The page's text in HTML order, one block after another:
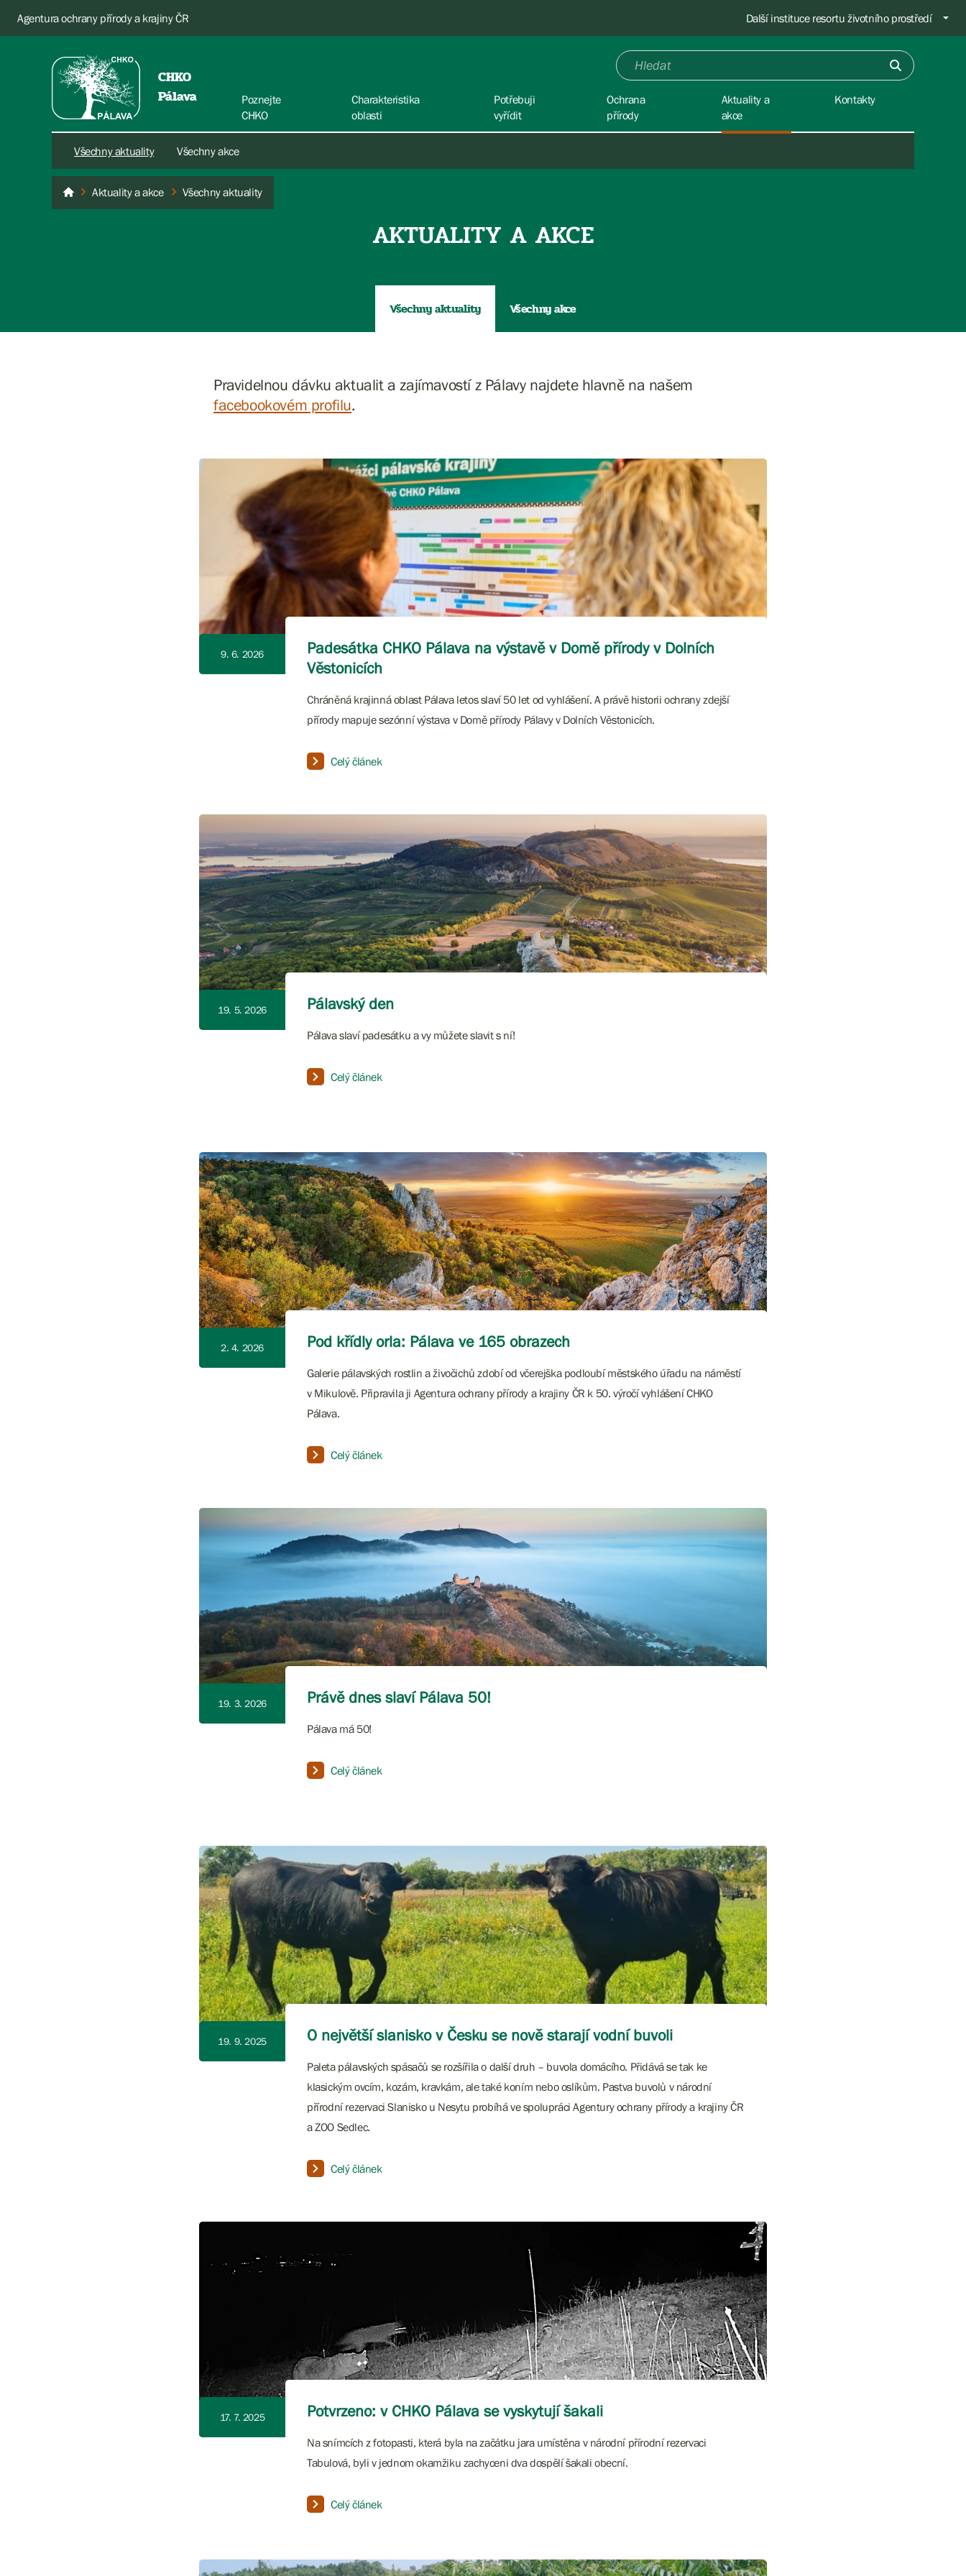
Agentura ochrany přírody a krajiny ČR Další instituce resortu životního prostředí
CHKO
Pálava
Poznejte
CHKO
Charakteristika
oblasti
Potřebuji
vyřídit
Ochrana
přírody
Aktuality a
akce
Všechny aktuality Všechny akce
Kontakty
PálavaAktuality a akce Všechny aktuality
AKTUALITY A AKCE
Všechny aktuality Všechny akce
Pravidelnou dávku aktualit a zajímavostí z Pálavy najdete hlavně na našem
facebookovém profilu.
9. 6. 2026
Padesátka CHKO Pálava na výstavě v Domě přírody v Dolních
Věstonicích
Chráněná krajinná oblast Pálava letos slaví 50 let od vyhlášení. A právě historii ochrany zdejší
přírody mapuje sezónní výstava v Domě přírody Pálavy v Dolních Věstonicích.
Celý článek
19. 5. 2026 Pálavský den
Pálava slaví padesátku a vy můžete slavit s ní!
Celý článek
2. 4. 2026 Pod křídly orla: Pálava ve 165 obrazech
Galerie pálavských rostlin a živočichů zdobí od včerejška podloubí městského úřadu na náměstí
v Mikulově. Připravila ji Agentura ochrany přírody a krajiny ČR k 50. výročí vyhlášení CHKO
Pálava.
Celý článek
19. 3. 2026 Právě dnes slaví Pálava 50!
Pálava má 50!
Celý článek
19. 9. 2025 O největší slanisko v Česku se nově starají vodní buvoli
Paleta pálavských spásačů se rozšířila o další druh – buvola domácího. Přidává se tak ke
klasickým ovcím, kozám, kravkám, ale také koním nebo oslíkům. Pastva buvolů v národní
přírodní rezervaci Slanisko u Nesytu probíhá ve spolupráci Agentury ochrany přírody a krajiny ČR
a ZOO Sedlec.
Celý článek
17. 7. 2025 Potvrzeno: v CHKO Pálava se vyskytují šakali
Na snímcích z fotopasti, která byla na začátku jara umístěna v národní přírodní rezervaci
Tabulová, byli v jednom okamžiku zachyceni dva dospělí šakali obecní.
Celý článek